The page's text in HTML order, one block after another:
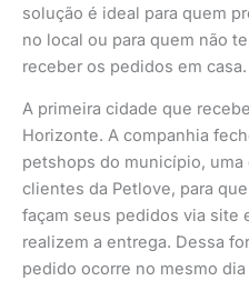
solução é ideal para quem
no local ou para quem não
receber os pedidos em casa.
A primeira cidade que
Horizonte. A companhia
petshops do município, uma
clientes da Petlove, para
façam seus pedidos via site
realizem a entrega. Dessa
pedido ocorre no mesmo